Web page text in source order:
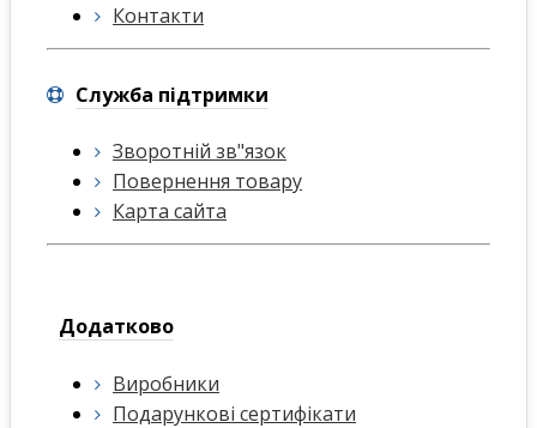
Контакти
Служба підтримки
Зворотній зв"язок
Повернення товару
Карта сайта
Додатково
Виробники
Подарункові сертифікати